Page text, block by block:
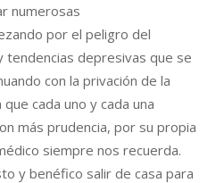
numerosas
por el peligro del
tendencias depresivas que se
con la privación de la
cada uno y cada una
más prudencia, por su propia
siempre nos recuerda.
y benéfico salir de casa para